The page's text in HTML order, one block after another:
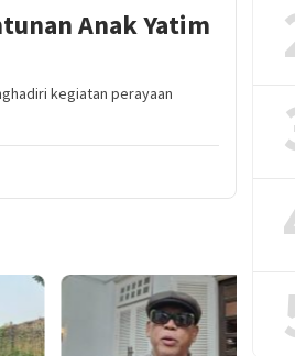
Anak Yatim
kegiatan perayaan